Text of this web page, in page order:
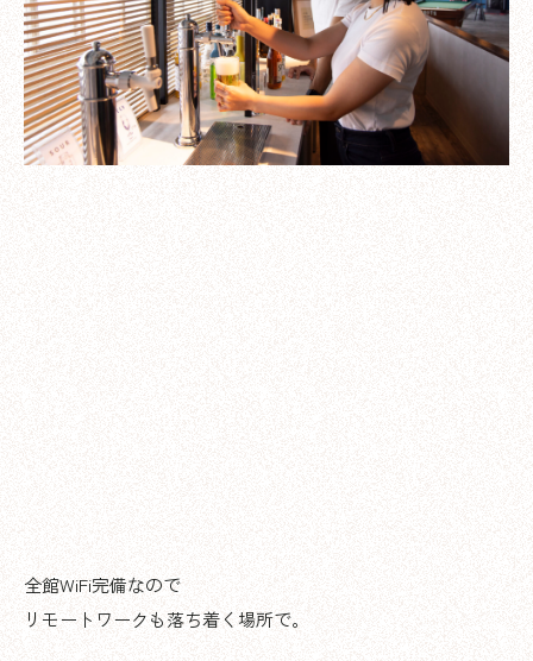
全館WiFi完備なので
リモートワークも落ち着く場所で。